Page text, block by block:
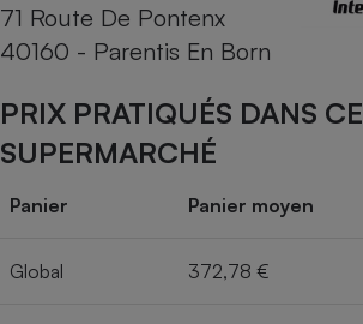
71 Route De Pontenx
40160 - Parentis En Born
PRIX PRATIQUÉS DANS CE
SUPERMARCHÉ
Panier Panier moyen
Global 372,78 €